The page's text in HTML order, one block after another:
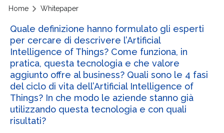
Home Whitepaper
Quale definizione hanno formulato gli esperti
per cercare di descrivere l’Artificial
Intelligence of Things? Come funziona, in
pratica, questa tecnologia e che valore
aggiunto offre al business? Quali sono le 4 fasi
del ciclo di vita dell’Artificial Intelligence of
Things? In che modo le aziende stanno già
utilizzando questa tecnologia e con quali
risultati?